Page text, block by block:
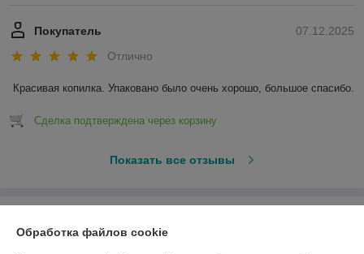
07.12.2025
Покупатель
Отлично
Красивая копилка. Упаковано было очень хорошо, большое спасибо.
Сделка подтверждена через корзину
Показать все отзывы
Обработка файлов cookie